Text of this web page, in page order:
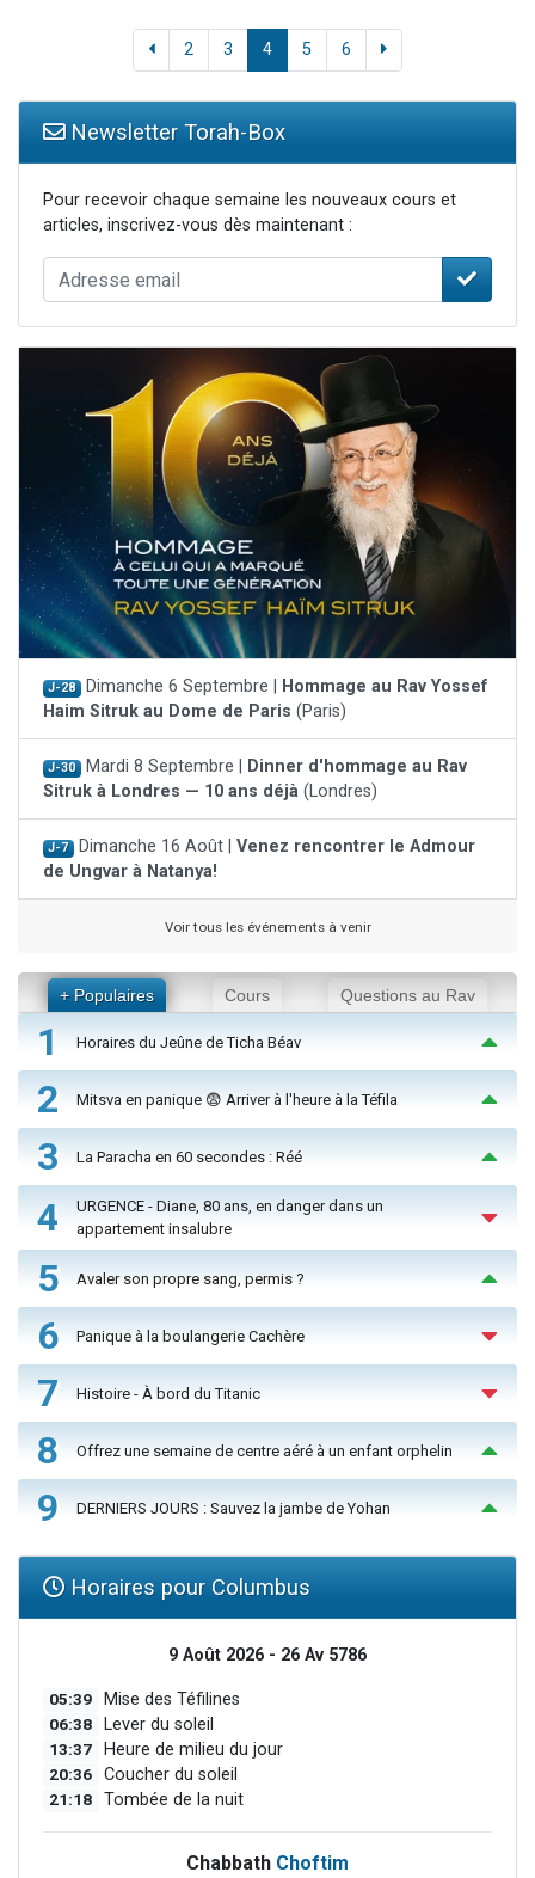
2 3 4 5 6
Newsletter Torah-Box
Pour recevoir chaque semaine les nouveaux cours et
articles, inscrivez-vous dès maintenant :
J-28 Dimanche 6 Septembre |
Hommage au Rav Yossef
Haim Sitruk au Dome de Paris (Paris)
J-30 Mardi 8 Septembre |
Dinner d'hommage au Rav
Sitruk à Londres — 10 ans déjà (Londres)
J-7 Dimanche 16 Août | Venez rencontrer le Admour
de Ungvar à Natanya!
Voir tous les événements à venir
+ Populaires Cours Questions au Rav
1 Horaires du Jeûne de Ticha Béav
2 Mitsva en panique 😨 Arriver à l'heure à la Téfila
3 La Paracha en 60 secondes : Réé
4
URGENCE - Diane, 80 ans, en danger dans un
appartement insalubre
5 Avaler son propre sang, permis ?
6 Panique à la boulangerie Cachère
7 Histoire - À bord du Titanic
8 Offrez une semaine de centre aéré à un enfant orphelin
9 DERNIERS JOURS : Sauvez la jambe de Yohan
Horaires pour Columbus
9 Août 2026 - 26 Av 5786
05:39 Mise des Téfilines
06:38 Lever du soleil
13:37 Heure de milieu du jour
20:36 Coucher du soleil
21:18 Tombée de la nuit
Chabbath Choftim